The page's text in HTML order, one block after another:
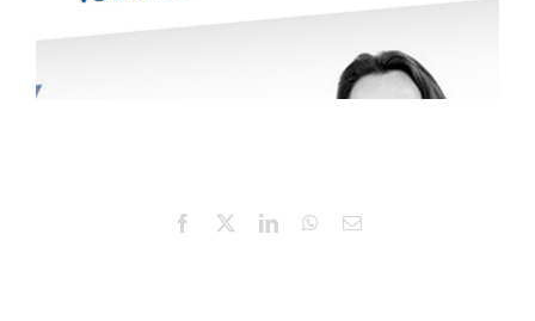
Facebook LinkedInWhatsApp
E-